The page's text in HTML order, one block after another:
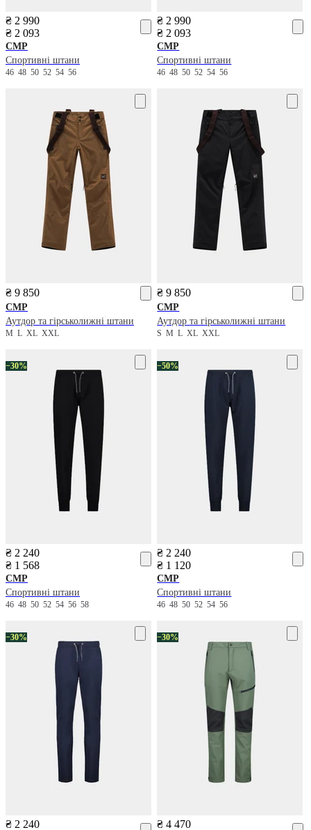
₴ 2 990
₴ 2 093
CMP
Спортивні штани
46 48 50 52 54 56
₴ 2 990
₴ 2 093
CMP
Спортивні штани
464850525456
₴ 9 850
CMP
Аутдор та гірськолижні штани
M L XL XXL
₴ 9 850
CMP
Аутдор та гірськолижні штани
SMLXLXXL
−30%
₴ 2 240
₴ 1 568
CMP
Спортивні штани
46 48 50 52 54 56 58
−50%
₴ 2 240
₴ 1 120
CMP
Спортивні штани
464850525456
−30%
₴ 2 240
−30%
₴ 4 470